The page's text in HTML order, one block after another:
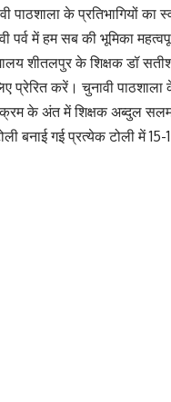
के प्रतिभागियों का
पर्व में हम सब की भूमिका
शीतलपुर के शिक्षक डॉ
करें। चुनावी
के अंत में शिक्षक अब्दुल
बनाई गई प्रत्येक टोली में